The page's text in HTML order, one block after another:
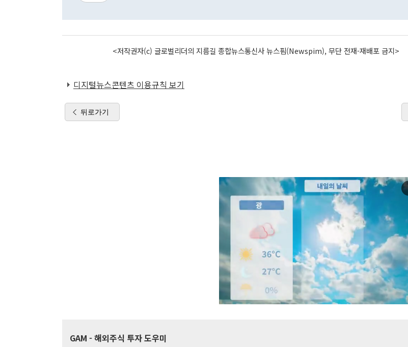
<저작권자(c) 글로벌리더의 지름길 종합뉴스통신사 뉴스핌(Newspim), 무단 전재-재배포 금지>
디지털뉴스콘텐츠 이용규칙 보기
뒤로가기
GAM - 해외주식 투자 도우미